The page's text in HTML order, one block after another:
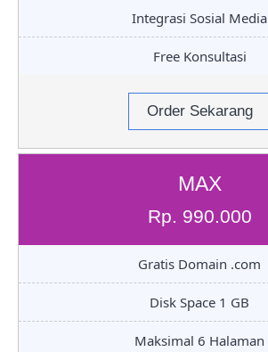
Integrasi Sosial Media
Free Konsultasi
Order Sekarang
MAX
Rp. 990.000
Gratis Domain .com
Disk Space 1 GB
Maksimal 6 Halaman